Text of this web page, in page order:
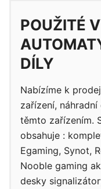
POUŽITÉ
DÍLY
Nabízíme k
zařízení,
těmto zařízením.
obsahuje :
Egaming, Synot,
Nooble gaming
desky